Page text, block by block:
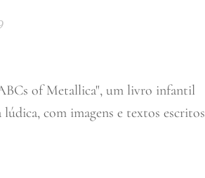
of Metallica", um livro infantil
com imagens e textos escritos